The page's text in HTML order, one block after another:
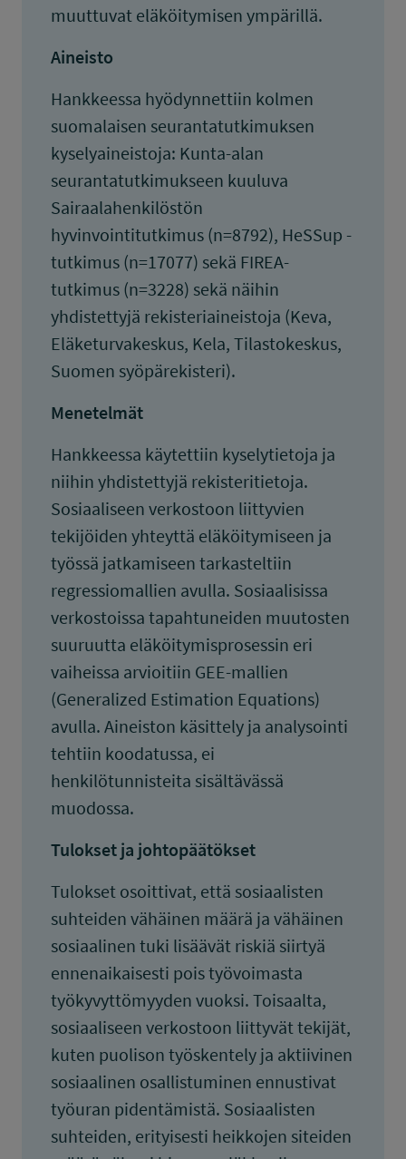
muuttuvat eläköitymisen ympärillä.
Aineisto
Hankkeessa hyödynnettiin kolmen
suomalaisen seurantatutkimuksen
kyselyaineistoja: Kunta-alan
seurantatutkimukseen kuuluva
Sairaalahenkilöstön
hyvinvointitutkimus (n=8792), HeSSup -
tutkimus (n=17077) sekä FIREA-
tutkimus (n=3228) sekä näihin
yhdistettyjä rekisteriaineistoja (Keva,
Eläketurvakeskus, Kela, Tilastokeskus,
Suomen syöpärekisteri).
Menetelmät
Hankkeessa käytettiin kyselytietoja ja
niihin yhdistettyjä rekisteritietoja.
Sosiaaliseen verkostoon liittyvien
tekijöiden yhteyttä eläköitymiseen ja
työssä jatkamiseen tarkasteltiin
regressiomallien avulla. Sosiaalisissa
verkostoissa tapahtuneiden muutosten
suuruutta eläköitymisprosessin eri
vaiheissa arvioitiin GEE-mallien
(Generalized Estimation Equations)
avulla. Aineiston käsittely ja analysointi
tehtiin koodatussa, ei
henkilötunnisteita sisältävässä
muodossa.
Tulokset ja johtopäätökset
Tulokset osoittivat, että sosiaalisten
suhteiden vähäinen määrä ja vähäinen
sosiaalinen tuki lisäävät riskiä siirtyä
ennenaikaisesti pois työvoimasta
työkyvyttömyyden vuoksi. Toisaalta,
sosiaaliseen verkostoon liittyvät tekijät,
kuten puolison työskentely ja aktiivinen
sosiaalinen osallistuminen ennustivat
työuran pidentämistä. Sosiaalisten
suhteiden, erityisesti heikkojen siteiden